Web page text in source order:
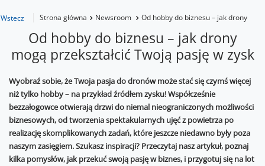
Wstecz Strona główna Newsroom Od hobby do biznesu – jak drony
Od hobby do biznesu – jak drony
mogą przekształcić Twoją pasję w zysk
Wyobraź sobie, że Twoja pasja do dronów może stać się czymś więcej
niż tylko hobby – na przykład źródłem zysku! Współcześnie
bezzałogowce otwierają drzwi do niemal nieograniczonych możliwości
biznesowych, od tworzenia spektakularnych ujęć z powietrza po
realizację skomplikowanych zadań, które jeszcze niedawno były poza
naszym zasięgiem. Szukasz inspiracji? Przeczytaj nasz artykuł, poznaj
kilka pomysłów, jak przekuć swoją pasję w biznes, i przygotuj się na lot